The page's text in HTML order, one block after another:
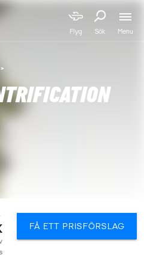
Flyg Sök Menu
FÅ ETT PRISFÖRSLAG